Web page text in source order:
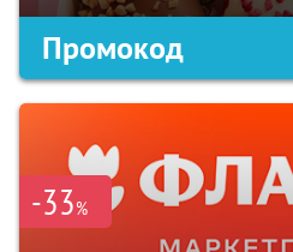
Промокод
-33%